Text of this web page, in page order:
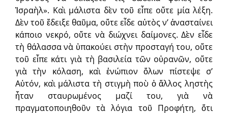
Ἰσραὴλ». Καὶ μάλιστα δὲν τοῦ εἶπε οὔτε μία λέξη.
Δὲν τοῦ ἔδειξε θαῦμα, οὔτε εἶδε αὐτὸς ν’ ἀνασταίνει
κάποιο νεκρό, οὔτε νὰ διώχνει δαίμονες. Δὲν εἶδε
τὴ θάλασσα νὰ ὑπακούει στὴν προσταγή του, οὔτε
τοῦ εἶπε κάτι γιὰ τὴ βασιλεία τῶν οὐρανῶν, οὔτε
γιὰ τὴν κόλαση, καὶ ἐνώπιον ὅλων πίστεψε σ’
Αὐτόν, καὶ μάλιστα τὴ στιγμὴ ποὺ ὁ ἄλλος ληστὴς
ἦταν σταυρωμένος μαζί του, γιὰ νὰ
πραγματοποιηθοῦν τὰ λόγια τοῦ Προφήτη, ὅτι